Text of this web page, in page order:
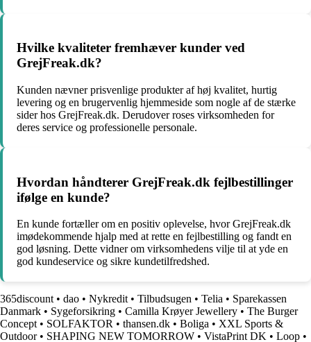
Hvilke kvaliteter fremhæver kunder ved
GrejFreak.dk?
Kunden nævner prisvenlige produkter af høj kvalitet, hurtig
levering og en brugervenlig hjemmeside som nogle af de stærke
sider hos GrejFreak.dk. Derudover roses virksomheden for
deres service og professionelle personale.
Hvordan håndterer GrejFreak.dk fejlbestillinger
ifølge en kunde?
En kunde fortæller om en positiv oplevelse, hvor GrejFreak.dk
imødekommende hjalp med at rette en fejlbestilling og fandt en
god løsning. Dette vidner om virksomhedens vilje til at yde en
god kundeservice og sikre kundetilfredshed.
365discount• dao • Nykredit• Tilbudsugen • Telia • Sparekassen
Danmark • Sygeforsikring • Camilla Krøyer Jewellery • The Burger
Concept• SOLFAKTOR • thansen.dk • Boliga • XXL Sports &
Outdoor• SHAPING NEW TOMORROW • VistaPrint DK • Loop •